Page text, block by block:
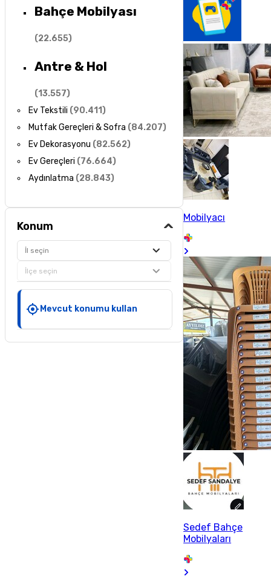
Bahçe Mobilyası
(22.655)
Antre & Hol
(13.557)
Ev Tekstili (90.411)
Mutfak Gereçleri & Sofra (84.207)
Ev Dekorasyonu (82.562)
Ev Gereçleri (76.664)
Aydınlatma (28.843)
Konum
İl seçin
İlçe seçin
Mevcut konumu kullan
Mobilyacı
Sedef Bahçe
Mobilyaları